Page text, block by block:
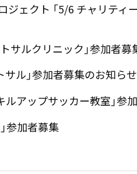
ジェクト 「5/6 チャリティ
サルクリニック」参加者
サル」参加者募集のお知らせ
ルアップサッカー教室」参
参加者募集